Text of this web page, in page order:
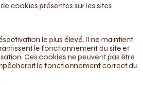
cookies présentes sur les sites
le plus élevé. Il ne maintient
le fonctionnement du site et
Ces cookies ne peuvent pas être
le fonctionnement correct du